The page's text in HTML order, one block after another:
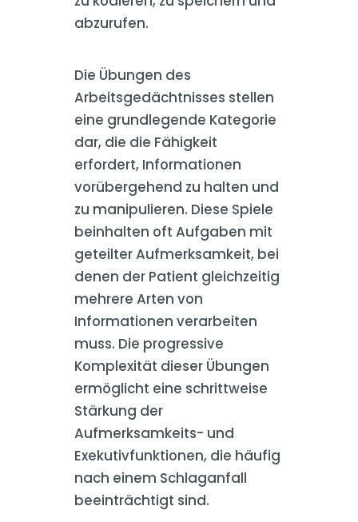
abzurufen.
Die Übungen des
Arbeitsgedächtnisses stellen
eine grundlegende Kategorie
dar, die die Fähigkeit
erfordert, Informationen
vorübergehend zu halten und
zu manipulieren. Diese Spiele
beinhalten oft Aufgaben mit
geteilter Aufmerksamkeit, bei
denen der Patient gleichzeitig
mehrere Arten von
Informationen verarbeiten
muss. Die progressive
Komplexität dieser Übungen
ermöglicht eine schrittweise
Stärkung der
Aufmerksamkeits- und
Exekutivfunktionen, die häufig
nach einem Schlaganfall
beeinträchtigt sind.